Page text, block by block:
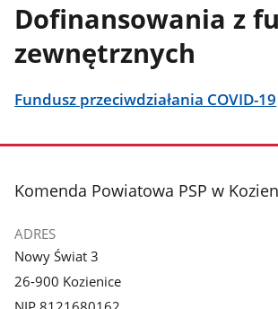
Dofinansowania z
zewnętrznych
Fundusz przeciwdziałania COVID-19
stopka
Komenda Powiatowa PSP w
ADRES
Nowy Świat 3
26-900 Kozienice